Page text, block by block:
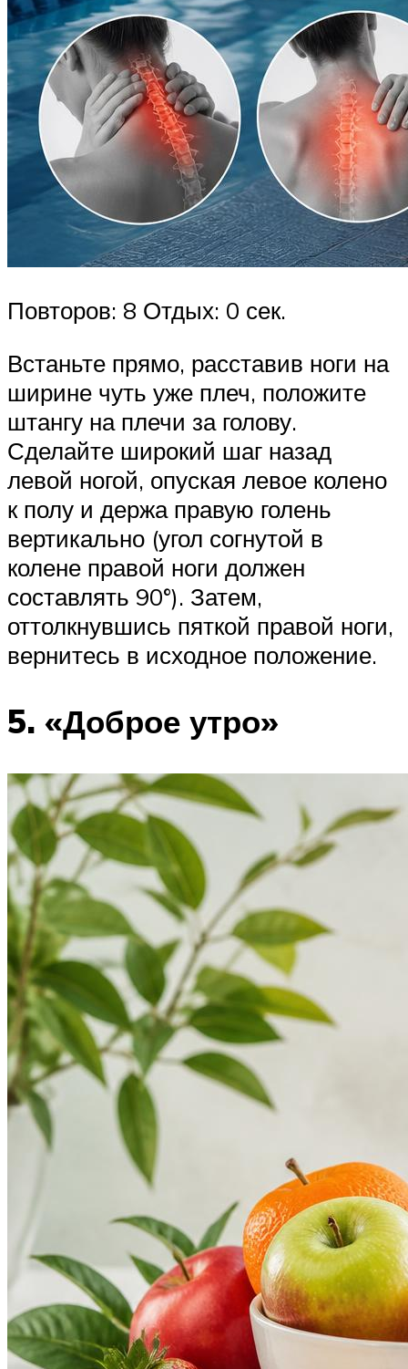
Повторов: 8 Отдых: 0 сек.
Встаньте прямо, расставив ноги на
ширине чуть уже плеч, положите
штангу на плечи за голову.
Сделайте широкий шаг назад
левой ногой, опуская левое колено
к полу и держа правую голень
вертикально (угол согнутой в
колене правой ноги должен
составлять 90°). Затем,
оттолкнувшись пяткой правой ноги,
вернитесь в исходное положение.
5. «Доброе утро»